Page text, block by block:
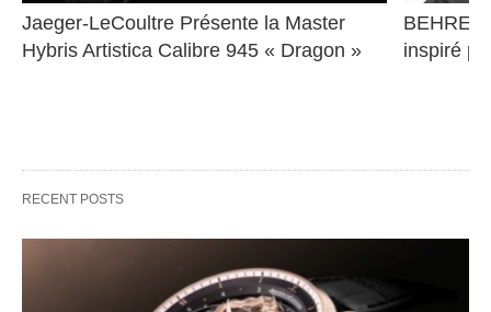
Jaeger-LeCoultre Présente la Master
Hybris Artistica Calibre 945 « Dragon »
inspiré
RECENT POSTS